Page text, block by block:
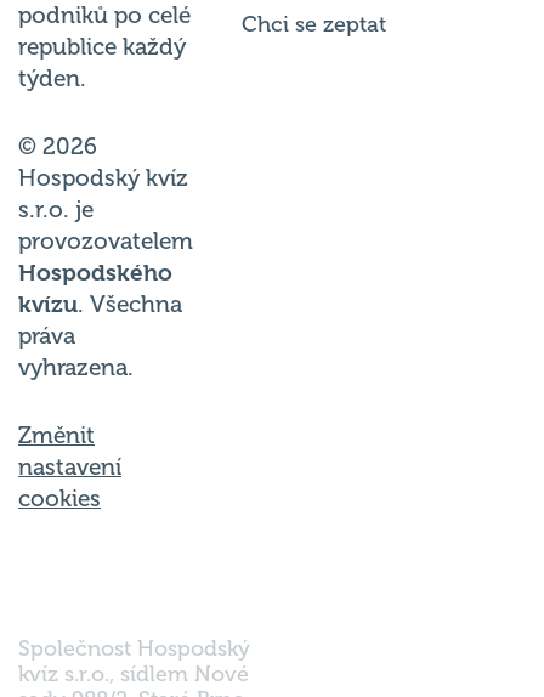
podniků po celé
republice každý
týden.
© 2026
Hospodský kvíz
s.r.o. je
provozovatelem
Hospodského
kvízu. Všechna
práva
vyhrazena.
Změnit
nastavení
cookies
Chci se zeptat
Společnost Hospodský
kvíz s.r.o., sídlem Nové